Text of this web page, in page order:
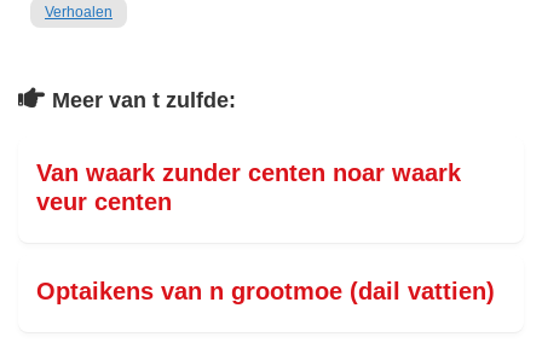
Verhoalen
Meer van t zulfde:
Van waark zunder centen noar waark
veur centen
Optaikens van n grootmoe (dail vattien)